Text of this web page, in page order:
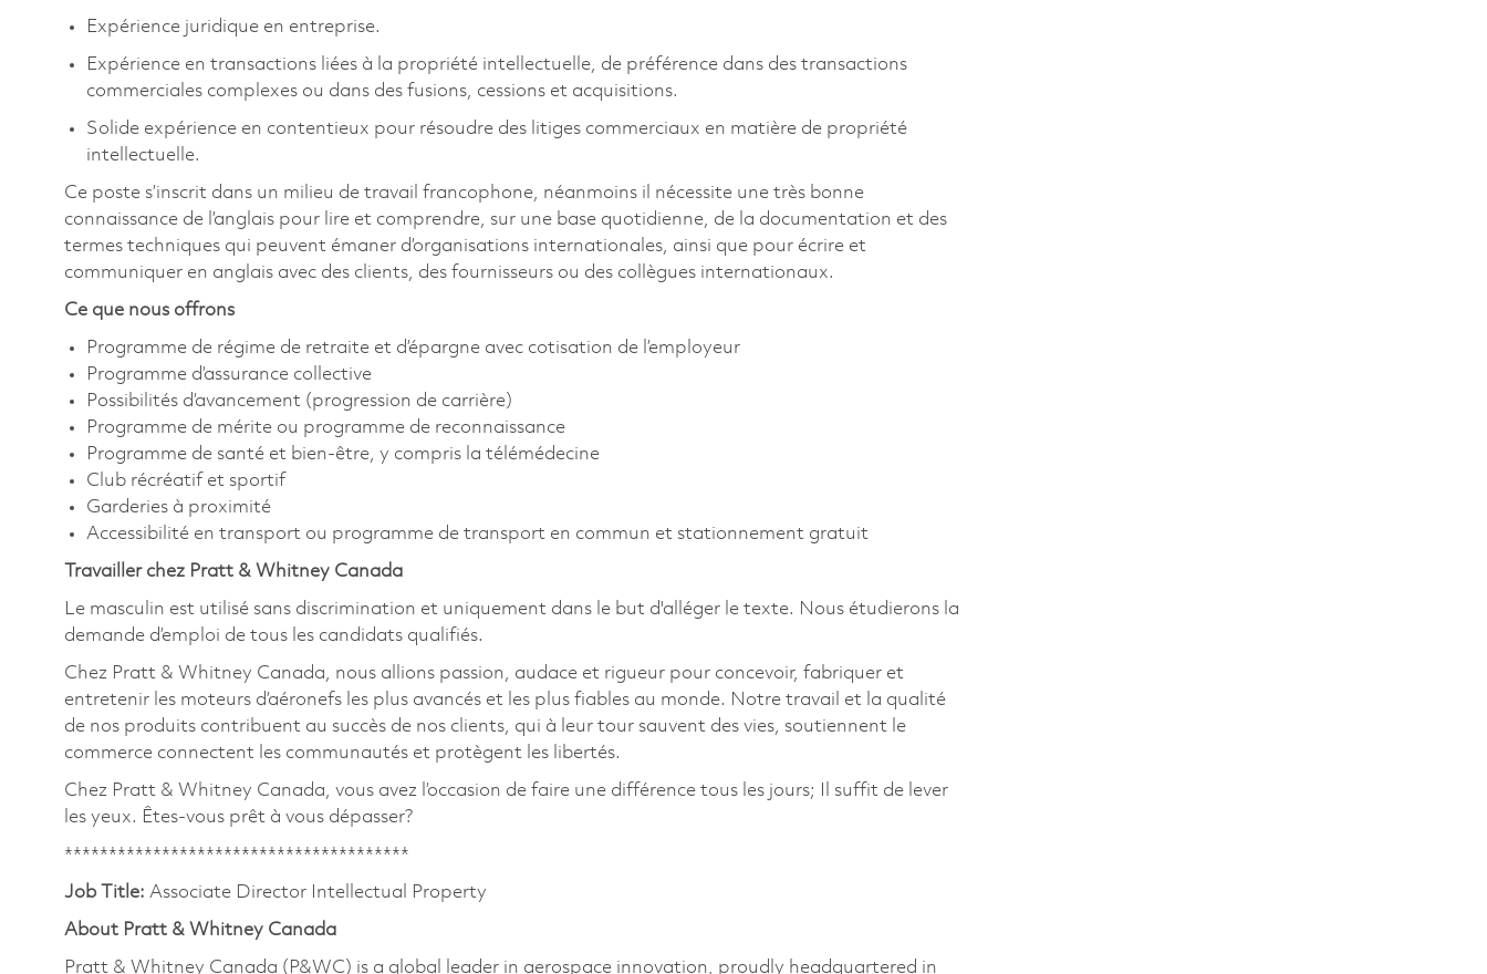
Expérience juridique en entreprise.
Expérience en transactions liées à la propriété intellectuelle, de préférence dans des transactions
commerciales complexes ou dans des fusions, cessions et acquisitions.
Solide expérience en contentieux pour résoudre des litiges commerciaux en matière de propriété
intellectuelle.
Ce poste s’inscrit dans un milieu de travail francophone, néanmoins il nécessite une très bonne
connaissance de l’anglais pour lire et comprendre, sur une base quotidienne, de la documentation et des
termes techniques qui peuvent émaner d’organisations internationales, ainsi que pour écrire et
communiquer en anglais avec des clients, des fournisseurs ou des collègues internationaux.
Ce que nous offrons
Programme de régime de retraite et d’épargne avec cotisation de l’employeur
Programme d’assurance collective
Possibilités d’avancement (progression de carrière)
Programme de mérite ou programme de reconnaissance
Programme de santé et bien-être, y compris la télémédecine
Club récréatif et sportif
Garderies à proximité
Accessibilité en transport ou programme de transport en commun et stationnement gratuit
Travailler chez Pratt & Whitney Canada
Le masculin est utilisé sans discrimination et uniquement dans le but d'alléger le texte. Nous étudierons la
demande d’emploi de tous les candidats qualifiés.
Chez Pratt & Whitney Canada, nous allions passion, audace et rigueur pour concevoir, fabriquer et
entretenir les moteurs d’aéronefs les plus avancés et les plus fiables au monde. Notre travail et la qualité
de nos produits contribuent au succès de nos clients, qui à leur tour sauvent des vies, soutiennent le
commerce connectent les communautés et protègent les libertés.
Chez Pratt & Whitney Canada, vous avez l’occasion de faire une différence tous les jours; Il suffit de lever
les yeux. Êtes-vous prêt à vous dépasser?
***************************************
Job Title: Associate Director Intellectual Property
About Pratt & Whitney Canada
Pratt & Whitney Canada (P&WC) is a global leader in aerospace innovation, proudly headquartered in